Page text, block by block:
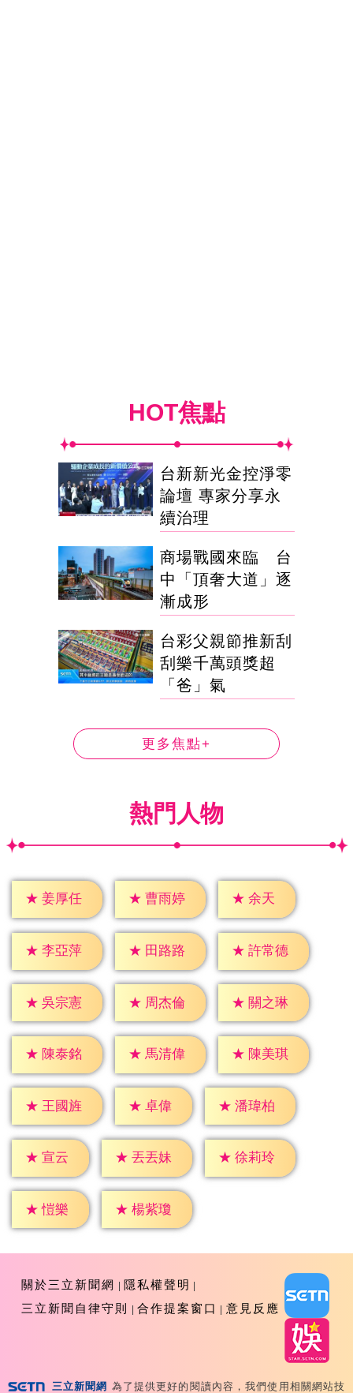
HOT焦點
台新新光金控淨零
論壇 專家分享永
續治理
商場戰國來臨 台
中「頂奢大道」逐
漸成形
台彩父親節推新刮
刮樂千萬頭獎超
「爸」氣
更多焦點+
熱門人物
★ 姜厚任 ★ 曹雨婷 ★ 余天
★ 李亞萍 ★ 田路路 ★ 許常德
★ 吳宗憲 ★ 周杰倫 ★ 關之琳
★ 陳泰銘 ★ 馬清偉 ★ 陳美琪
★ 王國旌 ★ 卓偉 ★ 潘瑋柏
★ 宣云 ★ 丟丟妹 ★ 徐莉玲
★ 愷樂 ★ 楊紫瓊
關於三立新聞網
隱私權聲明
三立新聞自律守則
合作提案窗口 意見反應
三立新聞網 為了提供更好的閱讀內容，我們使用相關網站技